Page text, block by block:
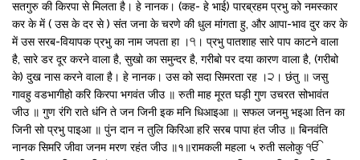
सतगुरु की किरपा से मिलता है। हे नानक। (कह- हे भाई) पारब्रहम प्रभु को नमस्कार
कर के में ( उस के दर से ) संत जना के चरणे की धुल मांगता हु, और आपा-भाव दुर कर के
में उस सरब-वियापक प्रभु का नाम जपता हा ।੧। प्रभु पातशाह सारे पाप काटने वाला
है, सारे डर दूर करने वाला है, सुखो का समुन्दर है, गरीबो पर दया कारण वाला है, (गरीबो
के) दुख नास करने वाला है। हे नानक। उस को सदा सिमरता रह ।੨। छंतु ॥ जसु
गावहु वडभागीहो करि किरपा भगवंत जीउ ॥ रुती माह मूरत घड़ी गुण उचरत सोभावंत
जीउ ॥ गुण रंगि राते धंनि ते जन जिनी इक मनि धिआइआ ॥ सफल जनमु भइआ तिन का
जिनी सो प्रभु पाइआ ॥ पुंन दान न तुलि किरिआ हरि सरब पापा हंत जीउ ॥ बिनवंति
नानक सिमरि जीवा जनम मरण रहंत जीउ ॥१॥रामकली महला ५ रुती सलोकु ੴ